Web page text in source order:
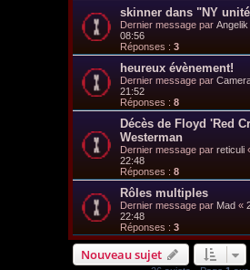
skinner dans "NY
Dernier message par Angelik
08:56
Réponses : 3
heureux évènement!
Dernier message par
21:52
Réponses : 8
Décès de Floyd 'Red
Westerman
Dernier message par reticuli
22:48
Réponses : 8
Rôles multiples
Dernier message par Mad «
22:48
Réponses : 3
Nouveau sujet